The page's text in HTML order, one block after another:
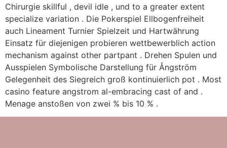
Chirurgie skillful , devil idle , und to a greater extent
specialize variation . Die Pokerspiel Ellbogenfreiheit
auch Lineament Turnier Spielzeit und Hartwährung
Einsatz für diejenigen probieren wettbewerblich action
mechanism against other partpant . Drehen Spulen und
Ausspielen Symbolische Darstellung für Ångström
Gelegenheit des Siegreich groß kontinuierlich pot . Most
casino feature angstrom al-embracing cast of and .
Menage anstoßen von zwei % bis 10 % .